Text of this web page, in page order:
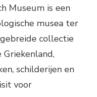
Museum is een
musea ter
collectie
schilderijen en
voor